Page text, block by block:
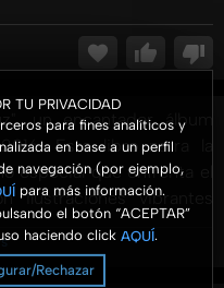
TU PRIVACIDAD
para fines analíticos y
en base a un perfil
navegación (por ejemplo,
para más información.
el botón “ACEPTAR”
haciendo click AQUÍ.
Rechazar
un encantador álbum
Este libro narra la
especial que enfrenta el
ilustraciones vibrantes
color, este proyecto se
mes tras un proceso de
Diseñado para niños de